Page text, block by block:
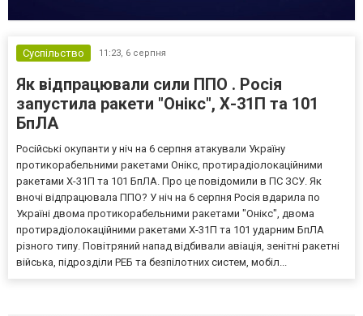
Суспільство 11:23, 6 серпня
Як відпрацювали сили ППО . Росія
запустила ракети "Онікс", Х-31П та 101
БпЛА
Російські окупанти у ніч на 6 серпня атакували Україну
протикорабельними ракетами Онікс, протирадіолокаційними
ракетами Х-31П та 101 БпЛА. Про це повідомили в ПС ЗСУ. Як
вночі відпрацювала ППО? У ніч на 6 серпня Росія вдарила по
Україні двома протикорабельними ракетами "Онікс", двома
протирадіолокаційними ракетами Х-31П та 101 ударним БпЛА
різного типу. Повітряний напад відбивали авіація, зенітні ракетні
війська, підрозділи РЕБ та безпілотних систем, мобіл...